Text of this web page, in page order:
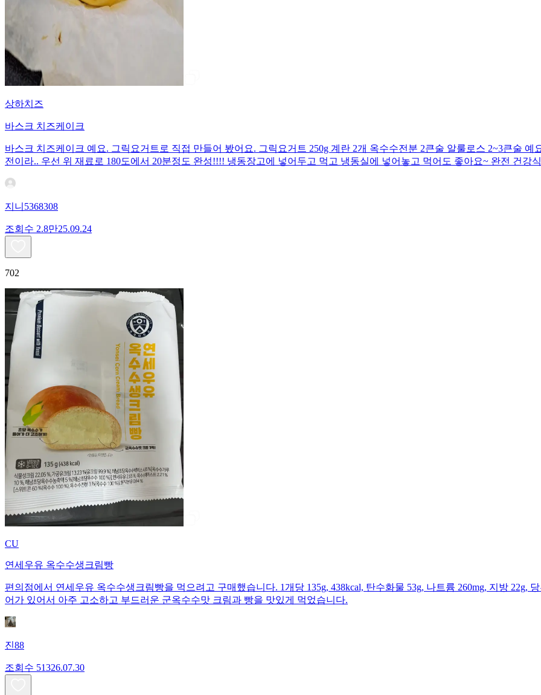
상하치즈
바스크 치즈케이크
바스크 치즈케이크 예요. 그릭요거트로 직접 만들어 봤어요. 그릭요거트 250g 계란 2개 옥수수전분 2큰술 알룰로스 2~3큰술
전이라.. 우선 위 재료로 180도에서 20분정도 완성!!!! 냉동장고에 넣어두고 먹고 냉동실에 넣어놓고 먹어도 좋아요~ 완전 건강
지니5368308
조회수 2.8만25.09.24
702
CU
연세우유 옥수수생크림빵
편의점에서 연세우유 옥수수생크림빵을 먹으려고 구매했습니다. 1개당 135g, 438kcal, 탄수화물 53g, 나트륨 260mg, 지방 22g,
어가 있어서 아주 고소하고 부드러운 군옥수수맛 크림과 빵을 맛있게 먹었습니다.
진88
조회수 51326.07.30